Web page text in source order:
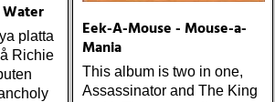
platta
Richie
Eek-A-Mouse - Mouse-a-
Mania
This album is two in one,
Assassinator and The King